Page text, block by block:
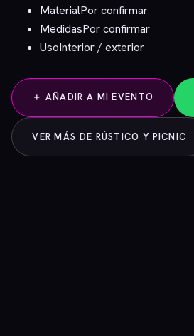
MaterialPor confirmar
MedidasPor confirmar
UsoInterior / exterior
＋ AÑADIR A MI EVENTO
VER MÁS DE RÚSTICO Y PICNIC